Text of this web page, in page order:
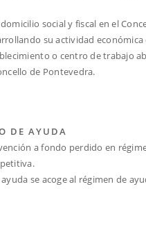
social y fiscal en el
su actividad económica
o centro de trabajo
de Pontevedra.
DE AYUDA
a fondo perdido en
ayuda se acoge al régimen de